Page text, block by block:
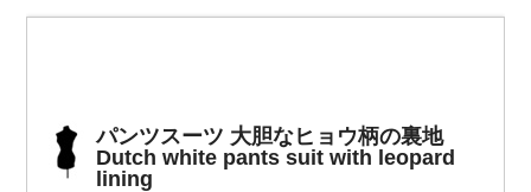
パンツスーツ 大胆なヒョウ柄の裏地
Dutch white pants suit with leopard
lining